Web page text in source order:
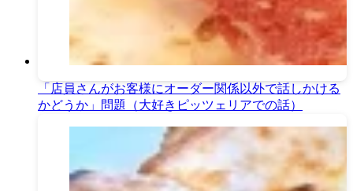
「店員さんがお客様にオーダー関係以外で話しかける
かどうか」問題（大好きピッツェリアでの話）